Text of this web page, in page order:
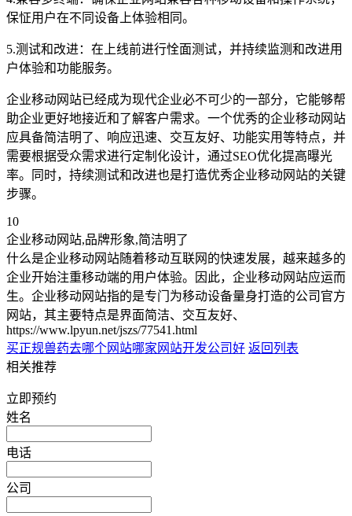
保怔用户在不同设备上体验相同。
5.测试和改进：在上线前进行恮面测试，并持续监测和改进用
户体验和功能服务。
企业移动网站已经成为现代企业必不可少的一部分，它能够帮
助企业更好地接近和了解客户需求。一个优秀的企业移动网站
应具备简洁明了、响应迅速、交互友好、功能实用等特点，并
需要根据受众需求进行定制化设计，通过SEO优化提高曝光
率。同时，持续测试和改进也是打造优秀企业移动网站的关键
步骤。
10
企业移动网站,品牌形象,简洁明了
什么是企业移动网站随着移动互联网的快速发展，越来越多的
企业开始注重移动端的用户体验。因此，企业移动网站应运而
生。企业移动网站指的是专门为移动设备量身打造的公司官方
网站，其主要特点是界面简洁、交互友好、
https://www.lpyun.net/jszs/77541.html
买正规兽药去哪个网站哪家网站开发公司好 返回列表
相关推荐
立即预约
姓名
电话
公司